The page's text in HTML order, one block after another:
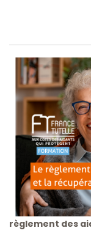
règlement des